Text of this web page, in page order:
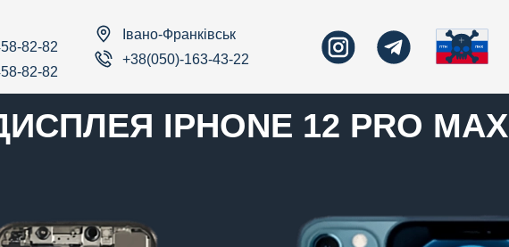
82-82
82-82
Івано-Франківськ
+38(050)-163-43-22
IPHONE 12 PRO MAX